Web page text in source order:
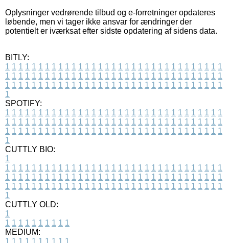
Oplysninger vedrørende tilbud og e-forretninger opdateres
løbende, men vi tager ikke ansvar for ændringer der
potentielt er iværksat efter sidste opdatering af sidens data.
BITLY:
1 1 1 1 1 1 1 1 1 1 1 1 1 1 1 1 1 1 1 1 1 1 1 1 1 1 1 1 1 1 1 1 1
1 1 1 1 1 1 1 1 1 1 1 1 1 1 1 1 1 1 1 1 1 1 1 1 1 1 1 1 1 1 1 1 1
1 1 1 1 1 1 1 1 1 1 1 1 1 1 1 1 1 1 1 1 1 1 1 1 1 1 1 1 1 1 1 1 1
1
SPOTIFY:
1 1 1 1 1 1 1 1 1 1 1 1 1 1 1 1 1 1 1 1 1 1 1 1 1 1 1 1 1 1 1 1 1
1 1 1 1 1 1 1 1 1 1 1 1 1 1 1 1 1 1 1 1 1 1 1 1 1 1 1 1 1 1 1 1 1
1 1 1 1 1 1 1 1 1 1 1 1 1 1 1 1 1 1 1 1 1 1 1 1 1 1 1 1 1 1 1 1 1
1
CUTTLY BIO:
1
1 1 1 1 1 1 1 1 1 1 1 1 1 1 1 1 1 1 1 1 1 1 1 1 1 1 1 1 1 1 1 1 1
1 1 1 1 1 1 1 1 1 1 1 1 1 1 1 1 1 1 1 1 1 1 1 1 1 1 1 1 1 1 1 1 1
1 1 1 1 1 1 1 1 1 1 1 1 1 1 1 1 1 1 1 1 1 1 1 1 1 1 1 1 1 1 1 1 1
1
CUTTLY OLD:
1
1 1 1 1 1 1 1 1 1 1
MEDIUM:
1 1 1 1 1 1 1 1 1 1